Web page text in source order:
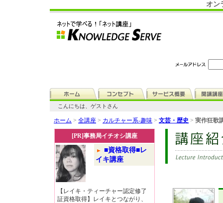
オン
こんにちは、ゲストさん
ホーム > 全講座 > カルチャー系-趣味 > 文芸・歴史 > 実作狂歌
[PR]事務局イチオシ講座
■資格取得■レ
イキ講座
【レイキ・ティーチャー認定修了
証資格取得】レイキとつながり、